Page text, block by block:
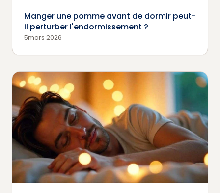
Manger une pomme avant de dormir peut-
il perturber l'endormissement ?
5mars 2026